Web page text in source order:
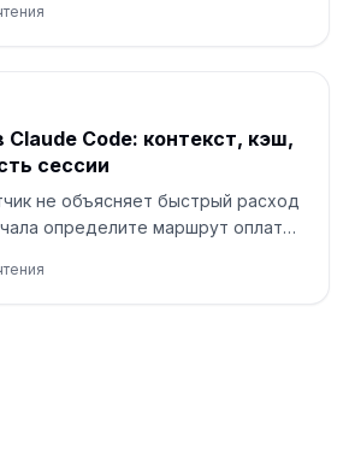
эффекты.
Claude Code: контекст, кэш,
сессии
не объясняет быстрый расход
определите маршрут оплаты,